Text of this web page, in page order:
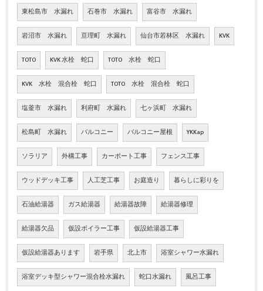
東松島市 水漏れ 石巻市 水漏れ 富谷市 水漏れ
岩沼市 水漏れ 亘理町 水漏れ 仙台市若林区 水漏れ KVK
TOTO KVK 水栓 蛇口 TOTO 水栓 蛇口
KVK 水栓 混合栓 蛇口 TOTO 水栓 混合栓 蛇口
塩釜市 水漏れ 利府町 水漏れ 七ヶ浜町 水漏れ
松島町 水漏れ バルコニー バルコニー屋根 YKKap
ソラリア 外構工事 カーポート工事 フェンス工事
ウッドデッキ工事 人工芝工事 お庭造り 暮らしに彩りを
石油給湯器 ガス給湯器 給湯器故障 給湯器修理
給湯器欠品 仮設ボイラー工事 仮設給湯器工事
仮設給湯器あります 岩手県 北上市 浴室シャワー水漏れ
浴室デッキ型シャワー混合栓水漏れ 蛇口水漏れ 風呂工事